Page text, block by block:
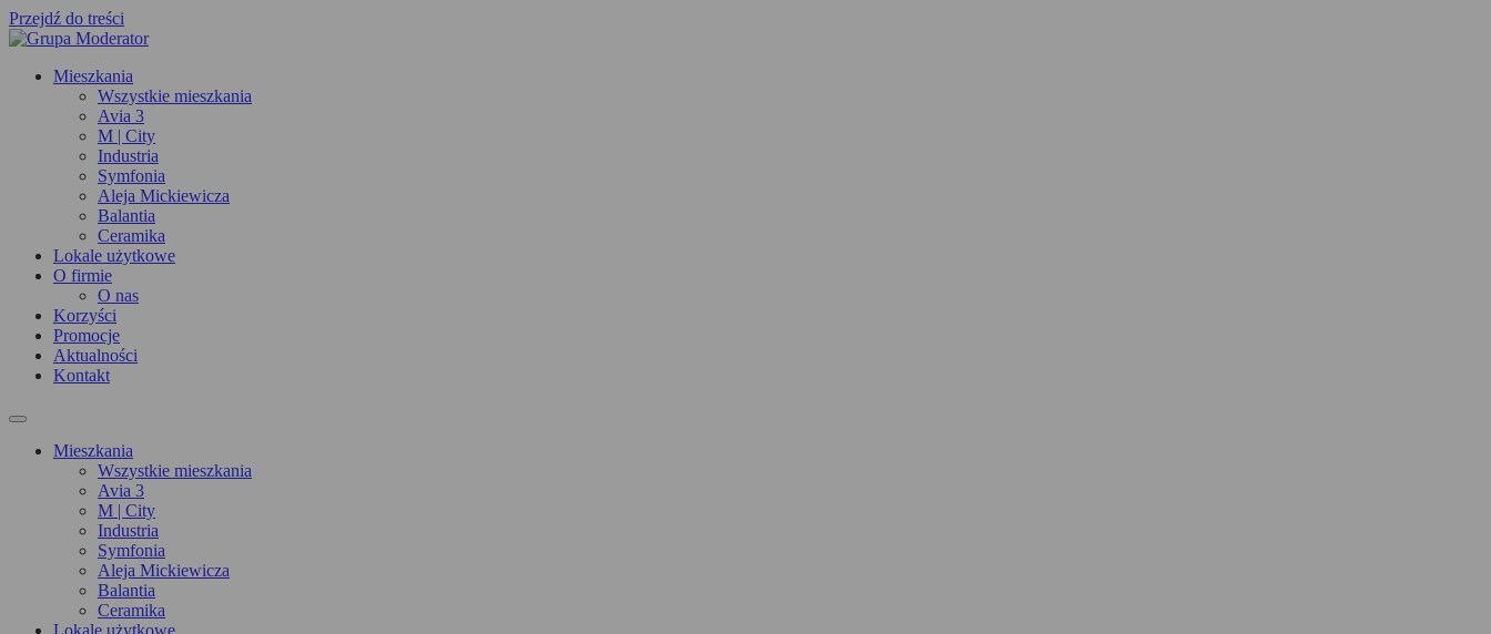
Przejdź do treści
Mieszkania
Wszystkie mieszkania
Avia 3
M | City
Industria
Symfonia
Aleja Mickiewicza
Balantia
Ceramika
Lokale użytkowe
O firmie
O nas
Korzyści
Promocje
Aktualności
Kontakt
Mieszkania
Wszystkie mieszkania
Avia 3
M | City
Industria
Symfonia
Aleja Mickiewicza
Balantia
Ceramika
Lokale użytkowe